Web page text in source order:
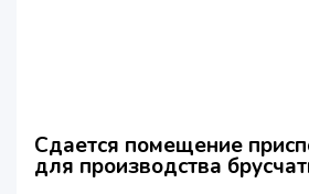
Сдается помещение
для производства